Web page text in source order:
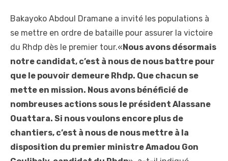
Bakayoko Abdoul Dramane a invité les populations à
se mettre en ordre de bataille pour assurer la victoire
du Rhdp dès le premier tour.« Nous avons désormais
notre candidat, c’est à nous de nous battre pour
que le pouvoir demeure Rhdp. Que chacun se
mette en mission. Nous avons bénéficié de
nombreuses actions sous le président Alassane
Ouattara. Si nous voulons encore plus de
chantiers, c’est à nous de nous mettre à la
disposition du premier ministre Amadou Gon